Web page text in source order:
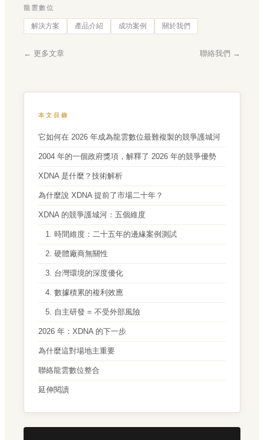
龍雲數位
解決方案 產品介紹 成功案例 關於我們
← 更多文章 聯絡我們 →
本文目錄
它如何在 2026 年成為龍雲數位最難複製的競爭護城河
2004 年的一個政府獎項，解釋了 2026 年的競爭優勢
XDNA 是什麼？技術解析
為什麼說 XDNA 提前了市場二十年？
XDNA 的競爭護城河：五個維度
1. 時間維度：二十五年的邊緣案例測試
2. 硬體廠商無關性
3. 台灣環境的深度優化
4. 數據積累的複利效應
5. 自主研發 = 不受外部風險
2026 年：XDNA 的下一步
為什麼這對場地主重要
聯絡龍雲數位整合
延伸閱讀